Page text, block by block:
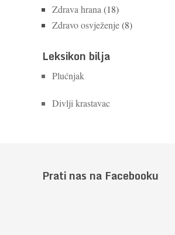
Zdrava hrana (18)
Zdravo osvježenje(8)
Leksikon bilja
Plućnjak
Divlji krastavac
Prati nas na Facebooku